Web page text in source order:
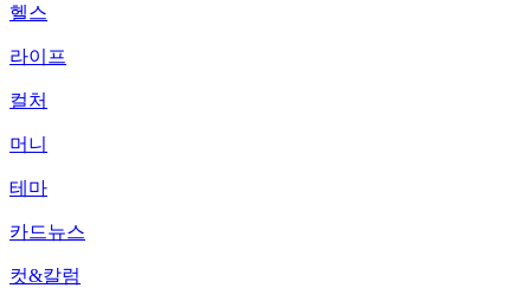
헬스
라이프
컬처
머니
테마
카드뉴스
컷&칼럼